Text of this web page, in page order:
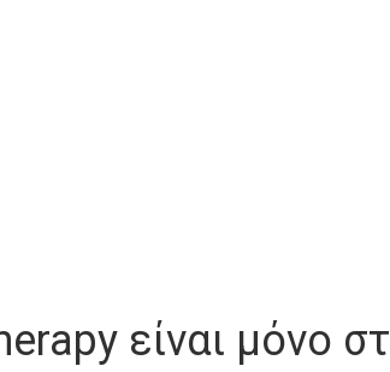
είναι μόνο